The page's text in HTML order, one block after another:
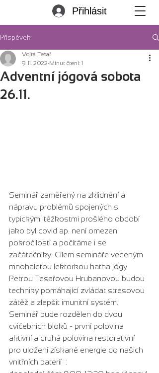
Přihlásit
Příspěvek
Adventní jógová sobota
26.11.
Vojta Tesař
9. 11. 2022 Minut čtení: 1
Seminář zaměřený na zklidnění a
nápravu problémů spojených s
typickými těžkostmi prošlého období
jako byl covid ap. není omezen
pokročilostí a počítáme i se
začátečníky. Cílem semináře vedeným
mnohaletou lektorkou hatha jógy
Petrou Tesařovou Hrubanovou budou
techniky pomáhající zvládat stresovou
zátěž a zlepšit imunitní systém.
Seminář bude rozdělen do dvou
cvičebních bloků - první polovina
aktivní a druhá polovina restorativní
pro uložení získané energie do našich
vnitřních baterií  :